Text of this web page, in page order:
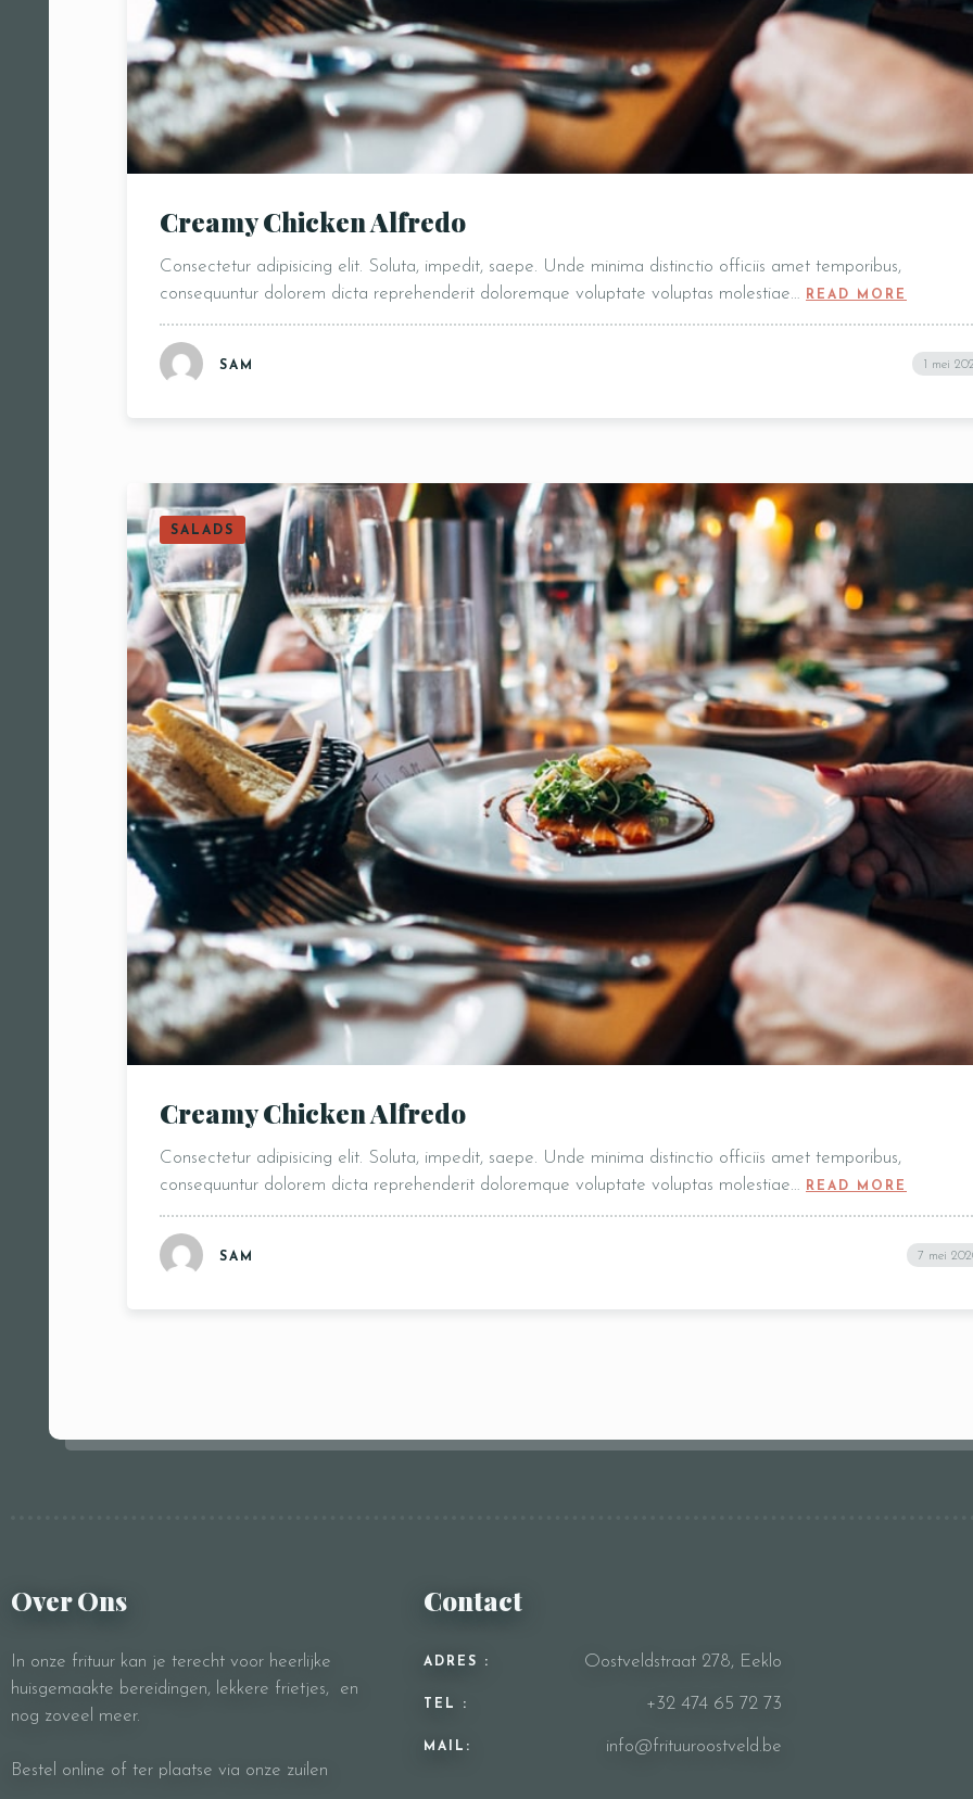
Creamy Chicken Alfredo
Consectetur adipisicing elit. Soluta, impedit, saepe. Unde minima distinctio officiis amet temporibus,
consequuntur dolorem dicta reprehenderit doloremque voluptate voluptas molestiae…
READ MORE
SAM 1 mei
SALADS
Creamy Chicken Alfredo
Consectetur adipisicing elit. Soluta, impedit, saepe. Unde minima distinctio officiis amet temporibus,
consequuntur dolorem dicta reprehenderit doloremque voluptate voluptas molestiae…
READ MORE
SAM 7 mei
Over Ons
In onze frituur kan je terecht voor heerlijke
huisgemaakte bereidingen, lekkere frietjes, en
nog zoveel meer.
Bestel online of ter plaatse via onze zuilen
Contact
ADRES : Oostveldstraat 278, Eeklo
TEL : +32 474 65 72 73
MAIL: info@frituuroostveld.be
Reservatie
RESERVE A TABLE